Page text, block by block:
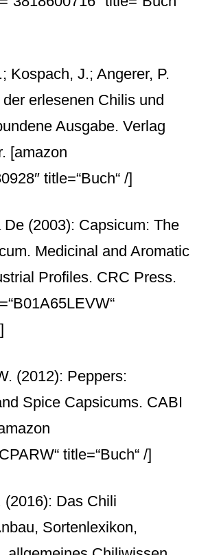
Kospach, J.; Angerer, P.
erlesenen Chilis und
Ausgabe. Verlag
[amazon
title=“Buch“ /]
(2003): Capsicum: The
Medicinal and Aromatic
Profiles. CRC Press.
(2012): Peppers:
Spice Capsicums. CABI
title=“Buch“ /]
(2016): Das Chili
Sortenlexikon,